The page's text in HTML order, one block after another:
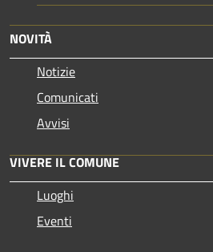
NOVITÀ
Notizie
Comunicati
Avvisi
VIVERE IL COMUNE
Luoghi
Eventi